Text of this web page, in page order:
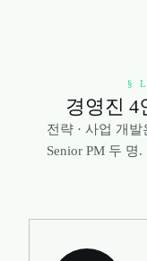
§
경영진 4
전략 · 사업 개
Senior PM 두